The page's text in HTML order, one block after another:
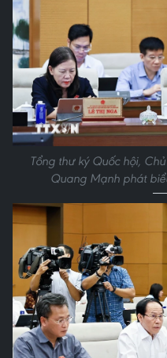
Tổng thư ký Quốc hội,
Quang Mạnh phát